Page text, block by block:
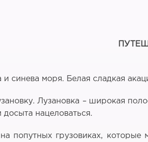
синева моря. Белая сладкая
Лузановка – широкая
нацеловаться.
попутных грузовиках,